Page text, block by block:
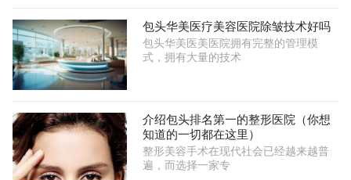
包头华美医疗美容医院除皱技术好吗
包头华美医美医院拥有完整的管理模
式，拥有大量的技术
介绍包头排名第一的整形医院（你想
知道的一切都在这里）
整形美容手术在现代社会已经越来越普
遍，而选择一家专